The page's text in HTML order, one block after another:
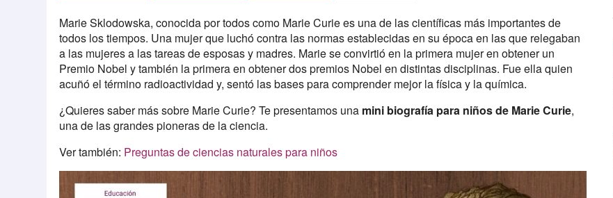
Marie Sklodowska, conocida por todos como Marie Curie es una de las científicas más importantes de
todos los tiempos. Una mujer que luchó contra las normas establecidas en su época en las que relegaban
a las mujeres a las tareas de esposas y madres. Marie se convirtió en la primera mujer en obtener un
Premio Nobel y también la primera en obtener dos premios Nobel en distintas disciplinas. Fue ella quien
acuñó el término radioactividad y, sentó las bases para comprender mejor la física y la química.
¿Quieres saber más sobre Marie Curie? Te presentamos una mini biografía para niños de Marie Curie,
una de las grandes pioneras de la ciencia.
Ver también: Preguntas de ciencias naturales para niños